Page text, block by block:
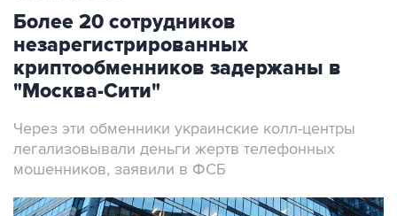
Более 20 сотрудников
незарегистрированных
криптообменников задержаны в
"Москва-Сити"
Через эти обменники украинские колл-центры
легализовывали деньги жертв телефонных
мошенников, заявили в ФСБ